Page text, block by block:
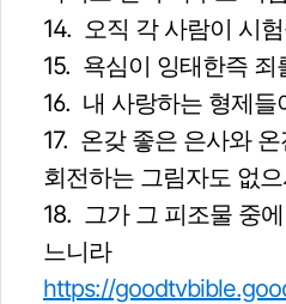
14. 오직 각 사람이 시
15. 욕심이 잉태한즉 죄
16. 내 사랑하는 형제들
17. 온갖 좋은 은사와
회전하는 그림자도 없
18. 그가 그 피조물 중
느니라
https://